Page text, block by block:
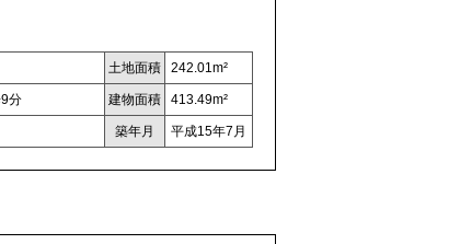
土地面積 242.01m²
分 建物面積 413.49m²
築年月 平成15年7月